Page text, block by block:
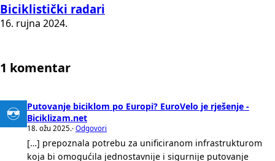
Biciklistički radari
16. rujna 2024.
1 komentar
Putovanje biciklom po Europi? EuroVelo je rješenje -
Biciklizam.net
18. ožu 2025.· Odgovori
[…] prepoznala potrebu za unificiranom infrastrukturom
koja bi omogućila jednostavnije i sigurnije putovanje